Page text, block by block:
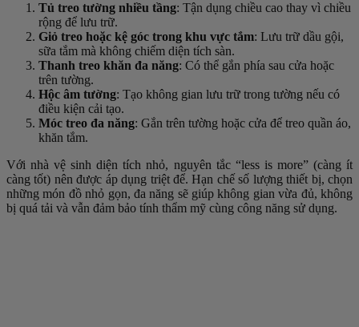
Tủ treo tường nhiều tầng: Tận dụng chiều cao thay vì chiều
rộng để lưu trữ.
Giỏ treo hoặc kệ góc trong khu vực tắm: Lưu trữ dầu gội,
sữa tắm mà không chiếm diện tích sàn.
Thanh treo khăn đa năng: Có thể gắn phía sau cửa hoặc
trên tường.
Hộc âm tường: Tạo không gian lưu trữ trong tường nếu có
điều kiện cải tạo.
Móc treo đa năng: Gắn trên tường hoặc cửa để treo quần áo,
khăn tắm.
Với nhà vệ sinh diện tích nhỏ, nguyên tắc “less is more” (càng ít
càng tốt) nên được áp dụng triệt để. Hạn chế số lượng thiết bị, chọn
những món đồ nhỏ gọn, đa năng sẽ giúp không gian vừa đủ, không
bị quá tải và vẫn đảm bảo tính thẩm mỹ cùng công năng sử dụng.